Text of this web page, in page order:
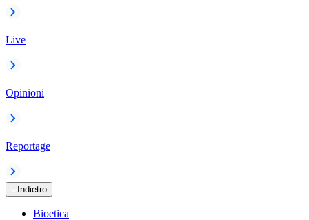
Live
Opinioni
Reportage
Indietro
Bioetica